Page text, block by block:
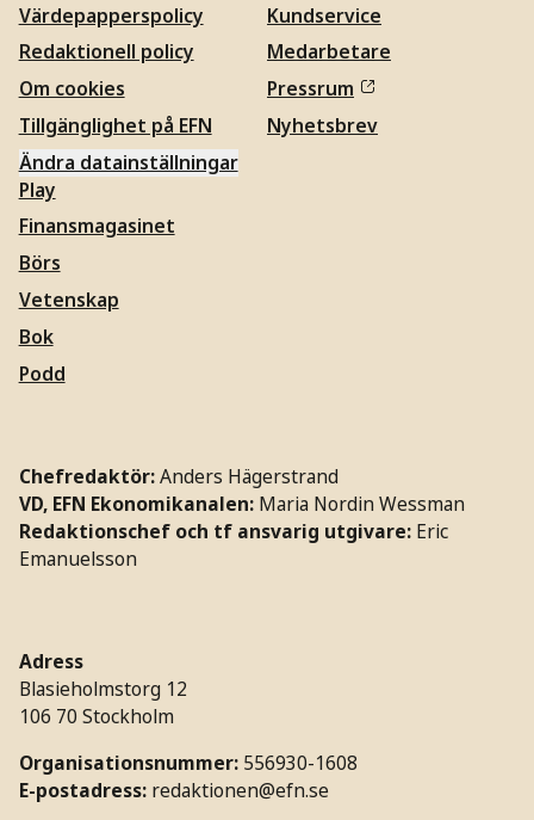
Värdepapperspolicy
Redaktionell policy
Om cookies
Tillgänglighet på EFN
Ändra datainställningar
Kundservice
Medarbetare
Pressrum
Nyhetsbrev
Play
Finansmagasinet
Börs
Vetenskap
Bok
Podd
Chefredaktör:Anders Hägerstrand
VD, EFN Ekonomikanalen: Maria Nordin Wessman
Redaktionschef och tf ansvarig utgivare: Eric
Emanuelsson
Adress
Blasieholmstorg 12
106 70 Stockholm
Organisationsnummer: 556930-1608
E-postadress: redaktionen@efn.se